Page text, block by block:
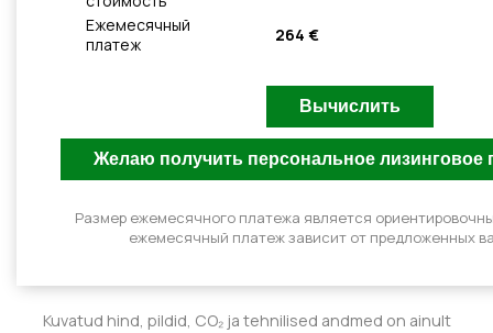
Ежемесячный
платеж
264 €
Размер ежемесячного платежа является
ежемесячный платеж зависит от предложенных
Kuvatud hind, pildid, CO₂ ja tehnilised andmed on ainult